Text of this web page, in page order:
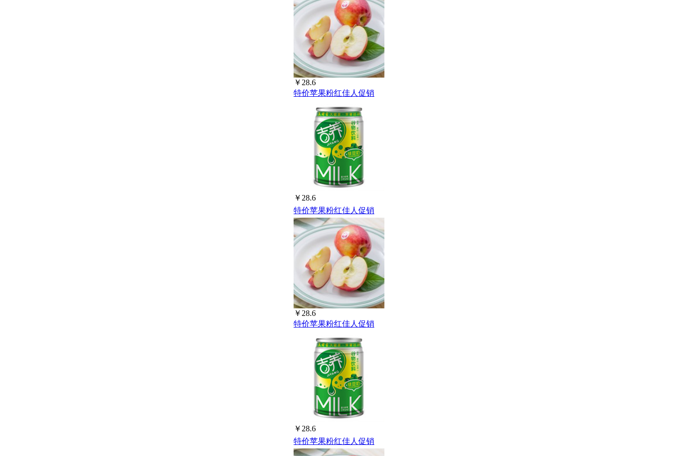
￥28.6
特价苹果粉红佳人促销
￥28.6
特价苹果粉红佳人促销
￥28.6
特价苹果粉红佳人促销
￥28.6
特价苹果粉红佳人促销